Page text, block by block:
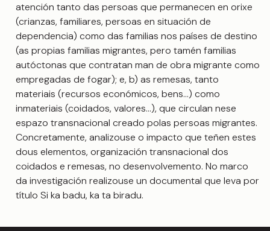
atención tanto das persoas que permanecen en orixe
(crianzas, familiares, persoas en situación de
dependencia) como das familias nos países de destino
(as propias familias migrantes, pero tamén familias
autóctonas que contratan man de obra migrante como
empregadas de fogar); e, b) as remesas, tanto
materiais (recursos económicos, bens…) como
inmateriais (coidados, valores…), que circulan nese
espazo transnacional creado polas persoas migrantes.
Concretamente, analizouse o impacto que teñen estes
dous elementos, organización transnacional dos
coidados e remesas, no desenvolvemento. No marco
da investigación realizouse un documental que leva por
título Si ka badu, ka ta biradu.